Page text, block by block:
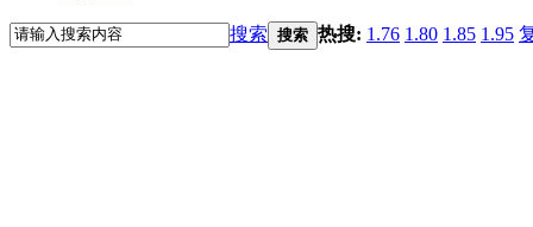
搜索 搜索 热搜: 1.76 1.80 1.85 1.95